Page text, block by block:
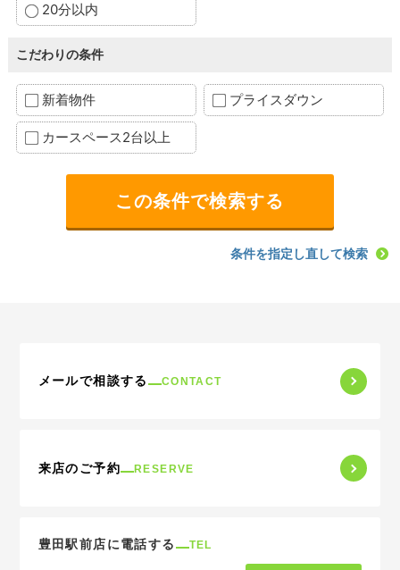
20分以内
こだわりの条件
新着物件 プライスダウン
カースペース2台以上
条件を指定し直して検索
メールで相談する CONTACT
来店のご予約 RESERVE
豊田駅前店に電話する TEL